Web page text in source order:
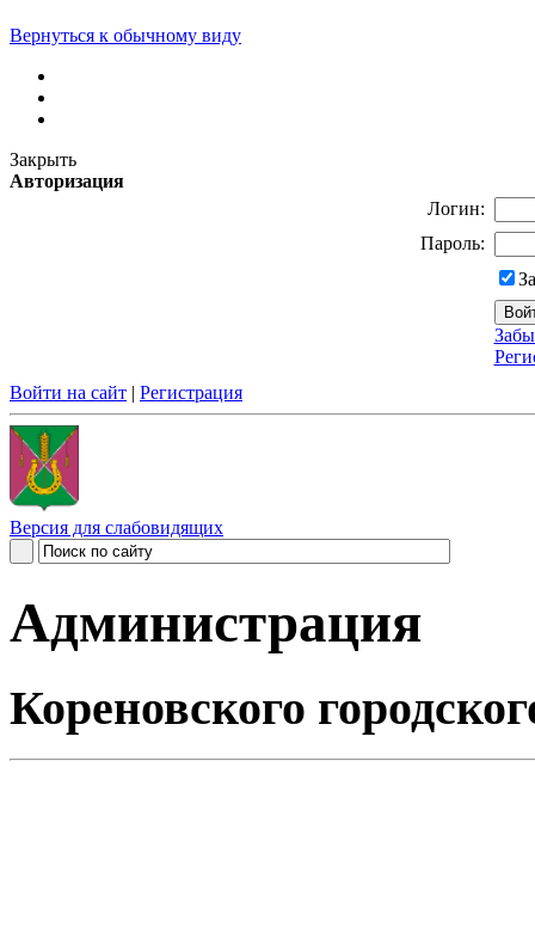
Вернуться к обычному виду
Закрыть
Авторизация
Логин:
Пароль:
Войти на сайт | Регистрация
Версия для слабовидящих
Администрация
Кореновского